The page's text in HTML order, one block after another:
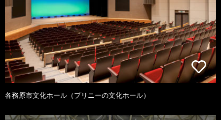
各務原市文化ホール（プリニーの文化ホール）